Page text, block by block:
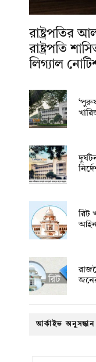
রাষ্ট্রপতির
রাষ্ট্রপতি
লিগ্যাল
রিট
আর্কাইভ অনুসন্ধান